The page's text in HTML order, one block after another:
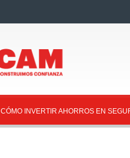
CÓMO INVERTIR AHORROS EN